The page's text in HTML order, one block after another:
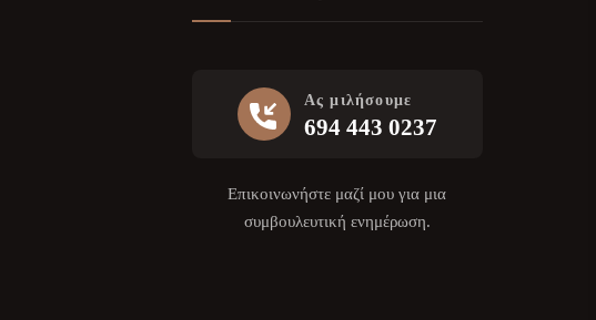
Ας μιλήσουμε
694 443 0237
Επικοινωνήστε μαζί μου για μια
συμβουλευτική ενημέρωση.